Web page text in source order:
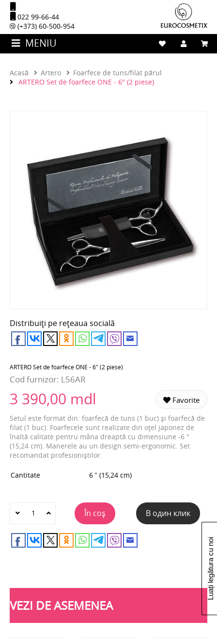
022 99-66-44
(+373) 60-500-954
MENIU
Luați legătura cu noi
Acasă Artero
Foarfece de tuns/filat părul
ARTERO Set de foarfece ONE - 6" (2 piese)
Distribuiți pe rețeaua socială
ARTERO Set de foarfece ONE - 6" (2 piese)
Cod furnizor: L56AR
3 390,00 mdl Favorite
Setul este format din: foarfecă de tuns (1 buc) și foarfecă de
filat (1 buc). Foarfecele sunt realizate din oțel japonez de
înaltă calitate pentru mâna dreaptă cu dimensiune -6 "
(15,24 cm). Manerele au un design semi-ergonomic. Set
recomandat profesioniștilor.
Cantitate 6 ″ (15,24 cm)
În coș В один клик
VEZI DE ASEMENEA